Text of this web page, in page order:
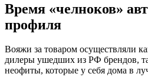
Время «челноков»
профиля
Вояжи за товаром осуществляли
дилеры ушедших из РФ брендов,
неофиты, которые у себя дома в